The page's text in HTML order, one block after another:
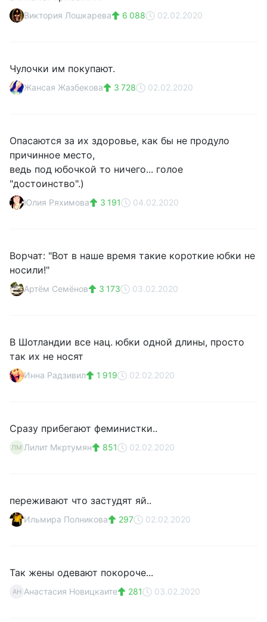
Виктория Лошкарева 6 088 02.02.2020
Чулочки им покупают.
Жансая Жазбекова 3 728 02.02.2020
Опасаются за их здоровье, как бы не продуло
причинное место,
ведь под юбочкой то ничего... голое
"достоинство".)
Юлия Ряхимова 3 191 04.02.2020
Ворчат: "Вот в наше время такие короткие юбки не
носили!"
Артём Семёнов 3 173 03.02.2020
В Шотландии все нац. юбки одной длины, просто
так их не носят
Инна Радзивил 1 919 02.02.2020
Сразу прибегают феминистки..
ЛМ Лилит Мкртумян 851 02.02.2020
переживают что застудят яй..
Ильмира Полникова 297 02.02.2020
Так жены одевают покороче...
АН Анастасия Новицкаите 281 03.02.2020